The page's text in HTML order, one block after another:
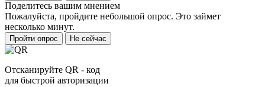
Поделитесь вашим мнением
Пожалуйста, пройдите небольшой опрос. Это займет
несколько минут.
Пройти опрос Не сейчас
Отсканируйте QR - код
для быстрой авторизации